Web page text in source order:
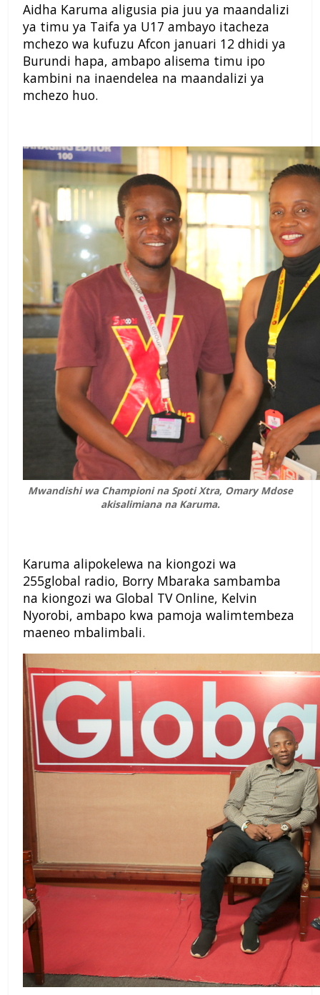
Aidha Karuma aligusia pia juu ya maandalizi
ya timu ya Taifa ya U17 ambayo itacheza
mchezo wa kufuzu Afcon januari 12 dhidi ya
Burundi hapa, ambapo alisema timu ipo
kambini na inaendelea na maandalizi ya
mchezo huo.
Mwandishi wa Championi na Spoti Xtra, Omary Mdose
akisalimiana na Karuma.
Karuma alipokelewa na kiongozi wa
255global radio, Borry Mbaraka sambamba
na kiongozi wa Global TV Online, Kelvin
Nyorobi, ambapo kwa pamoja walimtembeza
maeneo mbalimbali.